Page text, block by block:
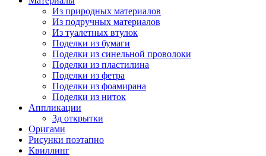
Из природных материалов
Из подручных материалов
Из туалетных втулок
Поделки из бумаги
Поделки из синельной проволоки
Поделки из пластилина
Поделки из фетра
Поделки из фоамирана
Поделки из ниток
Аппликации
3д открытки
Оригами
Рисунки поэтапно
Квиллинг